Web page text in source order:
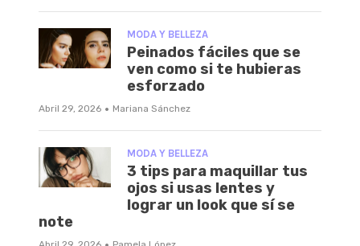
MODA Y BELLEZA
Peinados fáciles que se
ven como si te hubieras
esforzado
Abril 29, 2026 · Mariana Sánchez
MODA Y BELLEZA
3 tips para maquillar tus
ojos si usas lentes y
lograr un look que sí se
note